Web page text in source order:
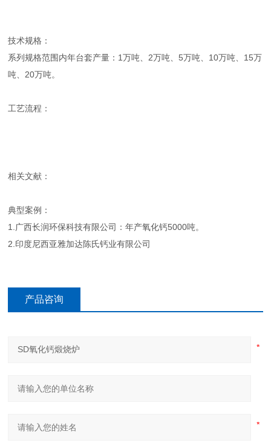
技术规格：
系列规格范围内年台套产量：1万吨、2万吨、5万吨、10万吨、15万
吨、20万吨。
工艺流程：
相关文献：
典型案例：
1.广西长润环保科技有限公司：年产氧化钙5000吨。
2.印度尼西亚雅加达陈氏钙业有限公司
产品咨询